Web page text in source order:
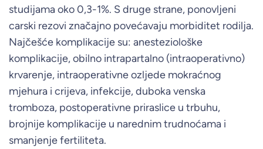
studijama oko 0,3-1%. S druge strane, ponovljeni
carski rezovi značajno povećavaju morbiditet rodilja.
Najčešće komplikacije su: anesteziološke
komplikacije, obilno intrapartalno (intraoperativno)
krvarenje, intraoperativne ozljede mokraćnog
mjehura i crijeva, infekcije, duboka venska
tromboza, postoperativne priraslice u trbuhu,
brojnije komplikacije u narednim trudnoćama i
smanjenje fertiliteta.